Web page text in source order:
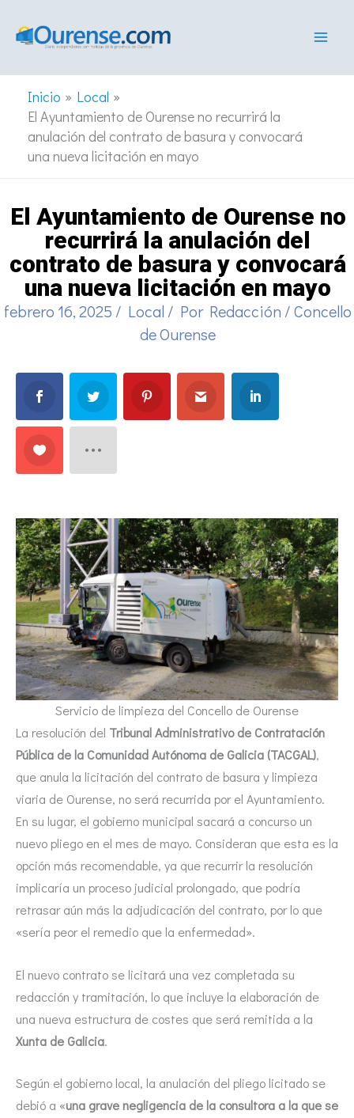
Inicio
Local
El Ayuntamiento de Ourense no recurrirá la
anulación del contrato de basura y convocará
una nueva licitación en mayo
El Ayuntamiento de Ourense no
recurrirá la anulación del
contrato de basura y convocará
una nueva licitación en mayo
febrero 16, 2025 / Local / Por Redacción /Concello
de Ourense
Servicio de limpieza del Concello de Ourense
La resolución del Tribunal Administrativo de Contratación
Pública de la Comunidad Autónoma de Galicia (TACGAL),
que anula la licitación del contrato de basura y limpieza
viaria de Ourense, no será recurrida por el Ayuntamiento.
En su lugar, el gobierno municipal sacará a concurso un
nuevo pliego en el mes de mayo. Consideran que esta es la
opción más recomendable, ya que recurrir la resolución
implicaría un proceso judicial prolongado, que podría
retrasar aún más la adjudicación del contrato, por lo que
«sería peor el remedio que la enfermedad».
El nuevo contrato se licitará una vez completada su
redacción y tramitación, lo que incluye la elaboración de
una nueva estructura de costes que será remitida a la
Xunta de Galicia.
Según el gobierno local, la anulación del pliego licitado se
debió a «una grave negligencia de la consultora a la que se